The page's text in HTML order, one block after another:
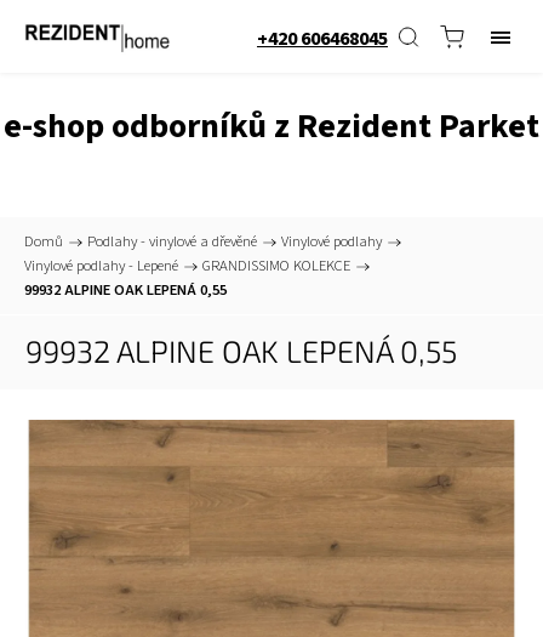
+420 606468045
e-shop odborníků z Rezident Parket
Domů / Podlahy - vinylové a dřevěné / Vinylové podlahy /
Vinylové podlahy - Lepené / GRANDISSIMO KOLEKCE /
99932 ALPINE OAK LEPENÁ 0,55
99932 ALPINE OAK LEPENÁ 0,55